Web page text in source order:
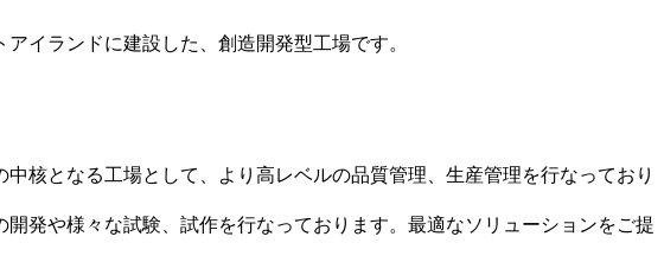
イランドに建設した、創造開発型工場です。
核となる工場として、より高レベルの品質管理、生産管理を行なっており
発や様々な試験、試作を行なっております。最適なソリューションをご提